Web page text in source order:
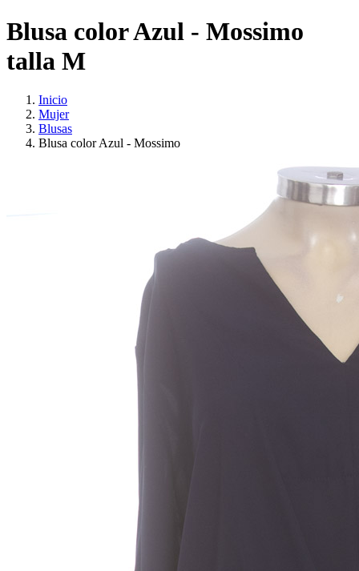
Blusa color Azul - Mossimo
talla M
Inicio
Mujer
Blusas
Blusa color Azul - Mossimo